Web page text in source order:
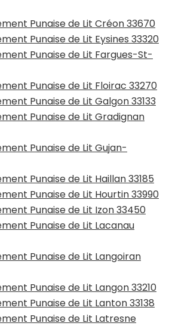
Punaise de Lit Créon 33670
Punaise de Lit Eysines 33320
Punaise de Lit Fargues-St-
Punaise de Lit Floirac 33270
Punaise de Lit Galgon 33133
Punaise de Lit Gradignan
Punaise de Lit Gujan-
Punaise de Lit Haillan 33185
Punaise de Lit Hourtin 33990
Punaise de Lit Izon 33450
Punaise de Lit Lacanau
Punaise de Lit Langoiran
Punaise de Lit Langon 33210
Punaise de Lit Lanton 33138
Punaise de Lit Latresne